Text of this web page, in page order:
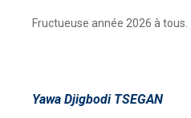
Fructueuse année 2026 à tous.
Yawa Djigbodi TSEGAN